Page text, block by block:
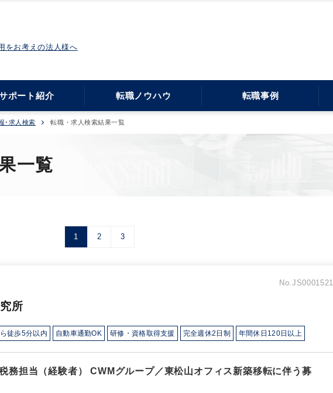
をお考えの法人様へ
ポート紹介 転職ノウハウ 転職事例
･求人検索 転職・求人検索結果一覧
一覧
1 2 3
No.JS0001521
所
徒歩5分以内 自動車通勤OK 研修・資格取得支援 完全週休2日制 年間休日120日以上
務担当（経験者） CWMグループ／東松山オフィス新築移転に伴う募